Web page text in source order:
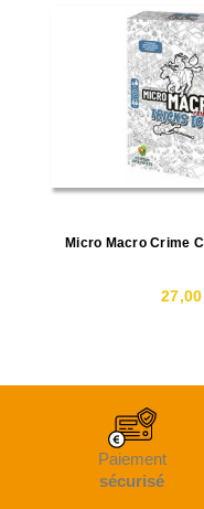
Micro Macro Crime
Paiement
sécurisé